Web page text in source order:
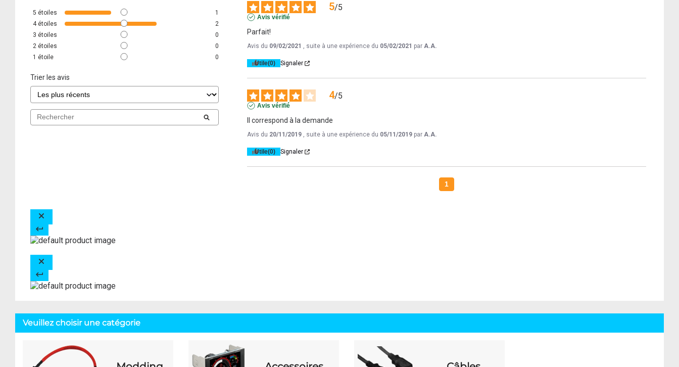
5 étoiles
1
4 étoiles
2
3 étoiles
0
2 étoiles
0
1 étoile 0
Trier les avis
5/5
Avis vérifié
Parfait!
Avis du 09/02/2021 , suite à une expérience du 05/02/2021 parA.A.
Utile(0) Signaler
4/5
Avis vérifié
Il correspond à la demande
Avis du 20/11/2019 , suite à une expérience du 05/11/2019 parA.A.
Utile(0) Signaler
1
Veuillez choisir une catégorie